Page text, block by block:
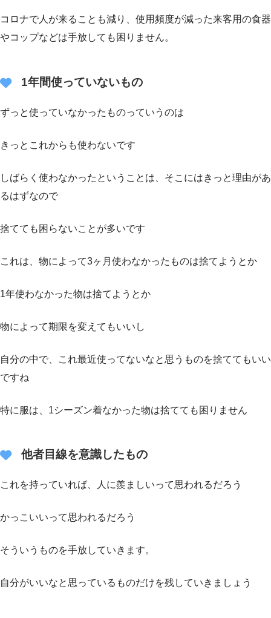
コロナで人が来ることも減り、使用頻度が減った来客用の食器
やコップなどは手放しても困りません。
1年間使っていないもの
ずっと使っていなかったものっていうのは
きっとこれからも使わないです
しばらく使わなかったということは、そこにはきっと理由があ
るはずなので
捨てても困らないことが多いです
これは、物によって3ヶ月使わなかったものは捨てようとか
1年使わなかった物は捨てようとか
物によって期限を変えてもいいし
自分の中で、これ最近使ってないなと思うものを捨ててもいい
ですね
特に服は、1シーズン着なかった物は捨てても困りません
他者目線を意識したもの
これを持っていれば、人に羨ましいって思われるだろう
かっこいいって思われるだろう
そういうものを手放していきます。
自分がいいなと思っているものだけを残していきましょう